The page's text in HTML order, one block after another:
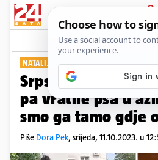
Show
NATALIJA I JULIJA ĐUKIĆ
Srpske
pa vratile psa u
smo ga tamo gdje
Piše Dora Pek, srijeda, 11.10.2023. u